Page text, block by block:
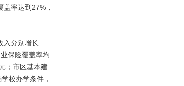
率达到27%，
入分别增长
保险覆盖率均
；市区基本建
校办学条件，